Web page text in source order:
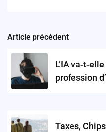
Post
navigation
Article précédent
L’IA va-t-
profession
Taxes,